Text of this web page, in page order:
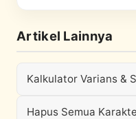
Artikel Lainnya
Kalkulator Varians &
Hapus Semua